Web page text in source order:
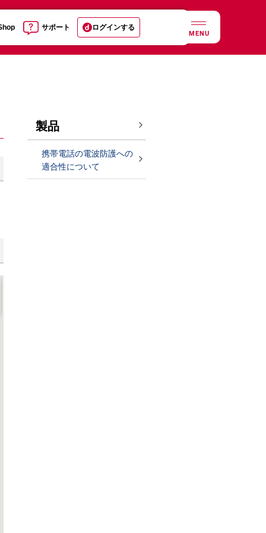
サポート ログインする
MENU
製品
携帯電話の電波防護への
適合性について